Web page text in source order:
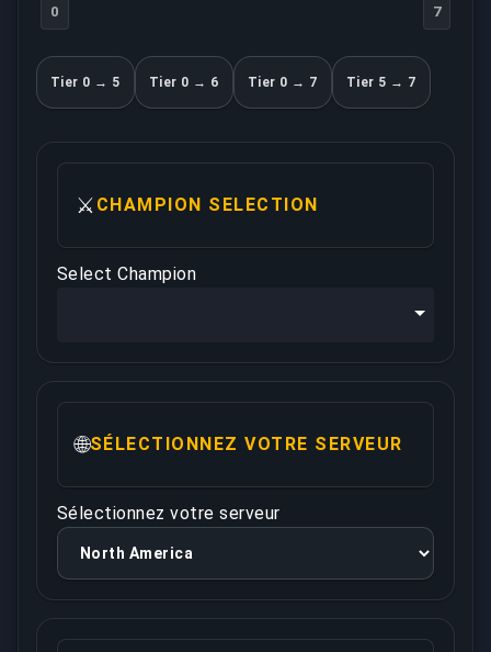
0 7
Tier 0 → 5 Tier 0 → 6 Tier 0 → 7 Tier 5 → 7
⚔️ CHAMPION SELECTION
Select Champion
🌐SÉLECTIONNEZ VOTRE SERVEUR
Sélectionnez votre serveur